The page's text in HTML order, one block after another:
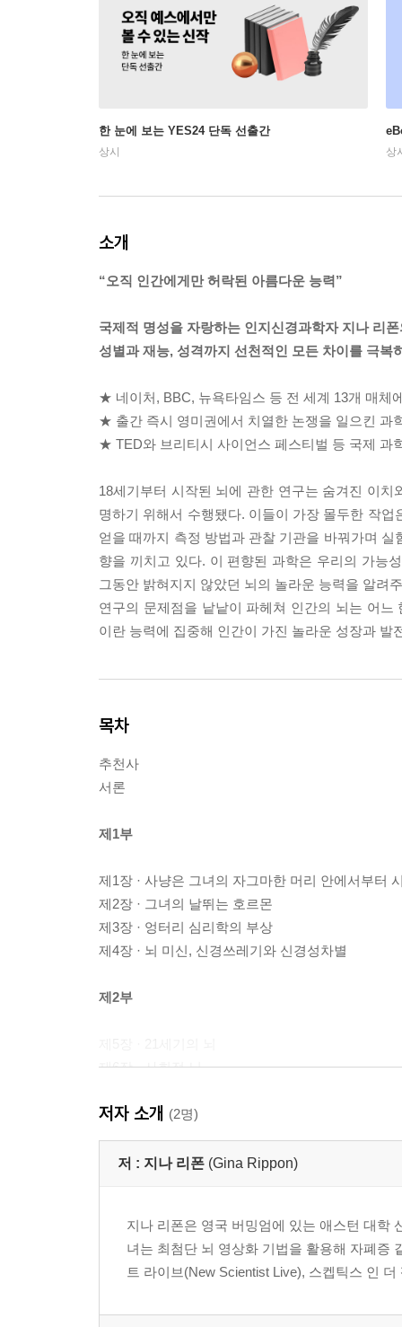
한 눈에 보는 YES24 단독 선출간
상시 상
소개
“오직 인간에게만 허락된 아름다운 능력”
국제적 명성을 자랑하는 인지신경과학자 지나 리
성별과 재능, 성격까지 선천적인 모든 차이를 극복
★ 네이처, BBC, 뉴욕타임스 등 전 세계 13개 매체
★ 출간 즉시 영미권에서 치열한 논쟁을 일으킨 과
★ TED와 브리티시 사이언스 페스티벌 등 국제 과
18세기부터 시작된 뇌에 관한 연구는 숨겨진 이
명하기 위해서 수행됐다. 이들이 가장 몰두한 작
얻을 때까지 측정 방법과 관찰 기관을 바꿔가며
향을 끼치고 있다. 이 편향된 과학은 우리의 가능
그동안 밝혀지지 않았던 뇌의 놀라운 능력을 알려
연구의 문제점을 낱낱이 파헤쳐 인간의 뇌는 어
이란 능력에 집중해 인간이 가진 놀라운 성장과 발
목차
추천사
서론
제1부
제1장 · 사냥은 그녀의 자그마한 머리 안에서부터
제2장 · 그녀의 날뛰는 호르몬
제3장 · 엉터리 심리학의 부상
제4장 · 뇌 미신, 신경쓰레기와 신경성차별
제2부
제6장 · 사회적 뇌
제3부
제7장 · 아기도 중요하다
제4부
저자 소개 (2명)
저 : 지나 리폰 (Gina Rippon)
지나 리폰은 영국 버밍엄에 있는 애스턴 대학
녀는 최첨단 뇌 영상화 기법을 활용해 자폐증
트 라이브(New Scientist Live), 스켑틱스 인